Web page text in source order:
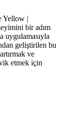
Yellow |
bir adım
uygulamasıyla
geliştirilen bu
ve
etmek için